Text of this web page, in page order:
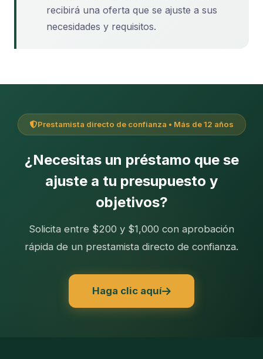
recibirá una oferta que se ajuste a sus
necesidades y requisitos.
Prestamista directo de confianza • Más de 12 años
¿Necesitas un préstamo que se
ajuste a tu presupuesto y
objetivos?
Solicita entre $200 y $1,000 con aprobación
rápida de un prestamista directo de confianza.
Haga clic aquí